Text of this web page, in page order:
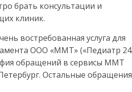
брать консультации и
клиник.
востребованная услуга для
ООО «ММТ» («Педиатр
обращений в сервисы ММТ
Остальные обращения